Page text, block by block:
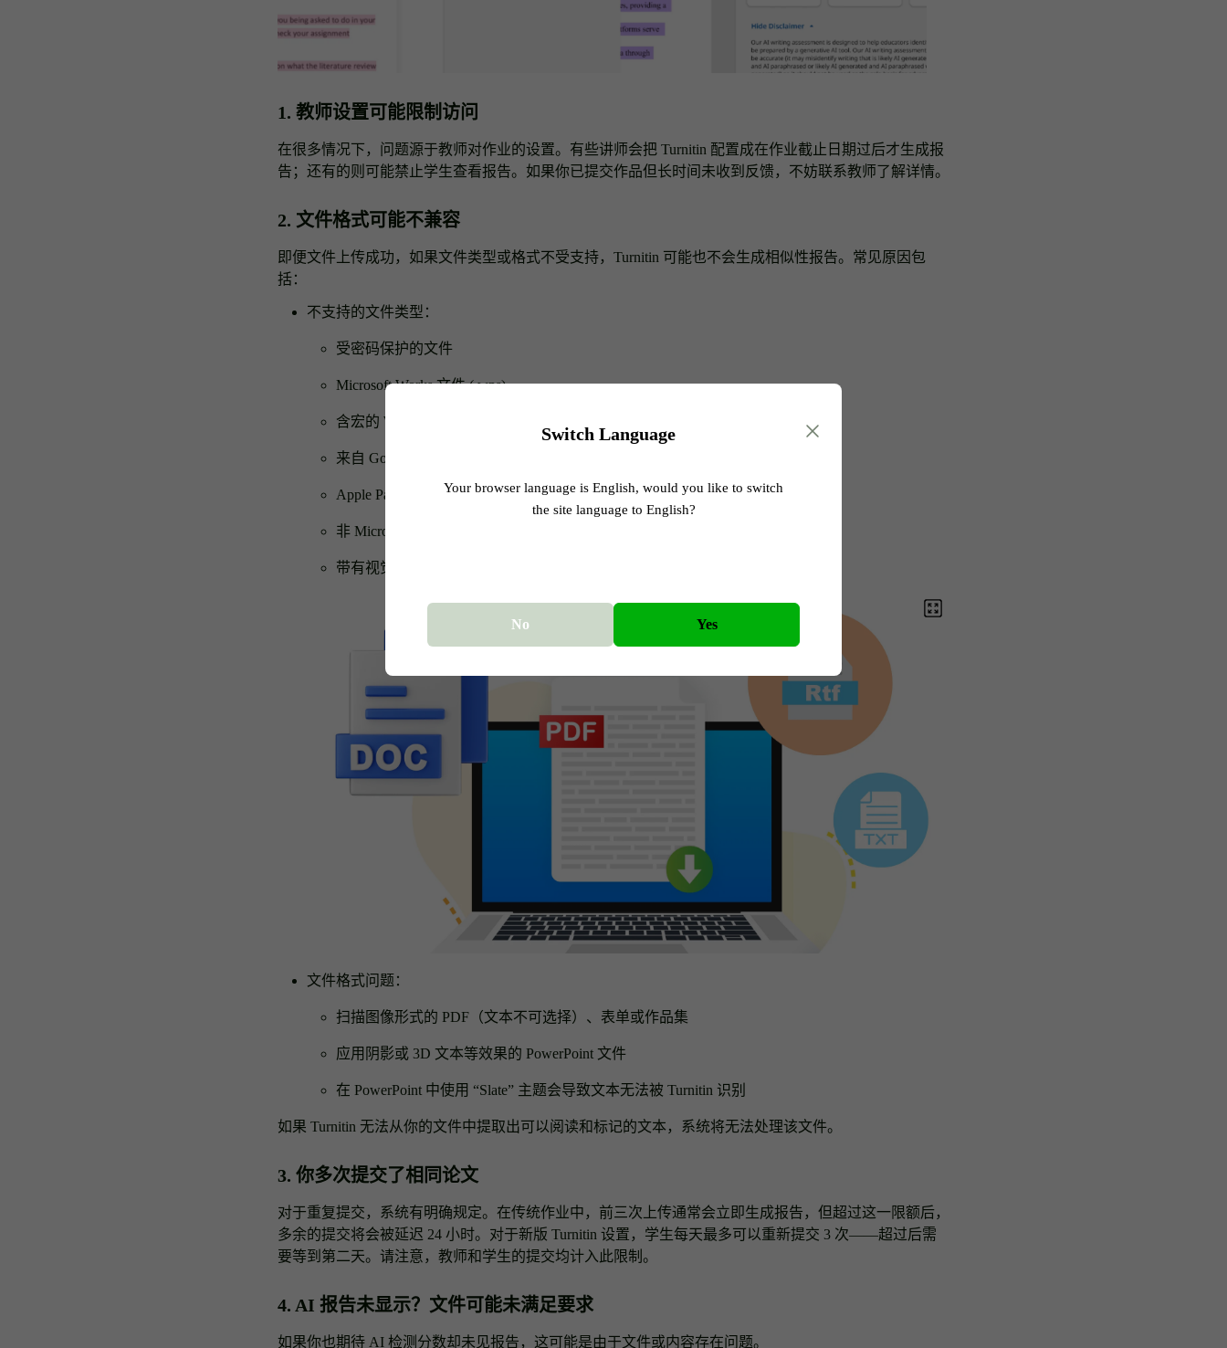
1. 教师设置可能限制访问
在很多情况下，问题源于教师对作业的设置。有些讲师会把 Turnitin 配置成在作业截止日期过后才生成报
告；还有的则可能禁止学生查看报告。如果你已提交作品但长时间未收到反馈，不妨联系教师了解详情。
2. 文件格式可能不兼容
即便文件上传成功，如果文件类型或格式不受支持，Turnitin 可能也不会生成相似性报告。常见原因包
括：
不支持的文件类型：
受密码保护的文件
Microsoft Works 文件 (.wps)
含宏的 Word 文件 (.docm)
来自 Google Docs 的 OpenOffice 文件 (.odt, .doc)
Apple Pages 文档
非 Microsoft Excel 创建的电子表格
带有视觉或装饰效果的文本文件
文件格式问题：
扫描图像形式的 PDF（文本不可选择）、表单或作品集
应用阴影或 3D 文本等效果的 PowerPoint 文件
在 PowerPoint 中使用 “Slate” 主题会导致文本无法被 Turnitin 识别
如果 Turnitin 无法从你的文件中提取出可以阅读和标记的文本，系统将无法处理该文件。
3. 你多次提交了相同论文
对于重复提交，系统有明确规定。在传统作业中，前三次上传通常会立即生成报告，但超过这一限额后，
多余的提交将会被延迟 24 小时。对于新版 Turnitin 设置，学生每天最多可以重新提交 3 次——超过后需
要等到第二天。请注意，教师和学生的提交均计入此限制。
4. AI 报告未显示？文件可能未满足要求
如果你也期待 AI 检测分数却未见报告，这可能是由于文件或内容存在问题。
Switch Language
Your browser language is English, would you like to switch
the site language to English?
No Yes